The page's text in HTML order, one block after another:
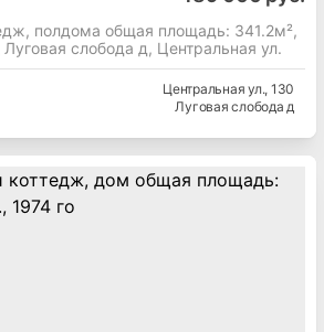
полдома общая площадь: 341.2м²,
слобода д, Центральная ул.
Центральная ул., 130
Луговая слобода д